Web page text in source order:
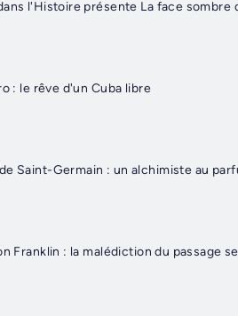
: le rêve d'un Cuba libre
Saint-Germain : un alchimiste au
Franklin : la malédiction du passage